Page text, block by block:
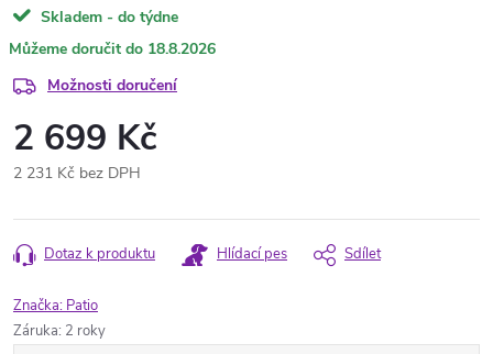
Skladem - do týdne
18.8.2026
Možnosti doručení
2 699 Kč
2 231 Kč bez DPH
cena:
Dotaz k produktu Hlídací pes Sdílet
Značka: Patio
Záruka: 2 roky